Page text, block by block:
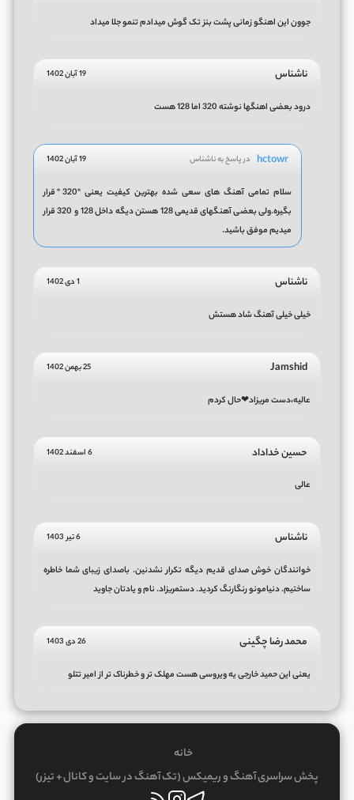
جوون این اهنگو زمانی پشت بنز تک گوش میدادم تنمو جلا میداد
ناشناس 19 آبان 1402
درود بعضی اهنگها نوشته 320 اما 128 هست
hctowr در پاسخ به ناشناس 19 آبان 1402
سلام تمامی آهنگ های سعی شده بهترین کیفیت یعنی "320" قرار
بگیره.ولی بعضی آهنگهای قدیمی 128 هستن دیگه داخل 128 و 320 قرار
میدیم موفق باشید.
ناشناس 1 دی 1402
خیلی خیلی آهنگ شاد هستش
Jamshid 25 بهمن 1402
عالیه،دست مریزاد❤حال کردم
حسین خداداد 6 اسفند 1402
عالی
ناشناس 6 تیر 1403
خوانندگان خوش صدای قدیم دیگه تکرار نشدنین. باصدای زیبای شما خاطره
ساختیم. دنیامونو رنگارنگ کردید. دستمریزاد. نام و یادتان جاوید
محمد رضا چگینی 26 دی 1403
یعنی این حمید خارجی یه ویروسی هست مهلک تر و خطرناک تر از امیر تتلو
خانه
پخش سراسری آهنگ و ریمیکس (تک آهنگ در سایت و کانال + تیزر)